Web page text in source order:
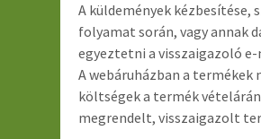
A küldemények
folyamat során, vagy annak
egyeztetni a visszaigazoló
A webáruházban a
költségek a termék
megrendelt, visszaigazolt